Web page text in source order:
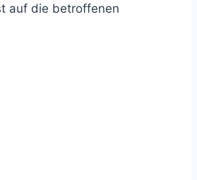
auf die betroffenen